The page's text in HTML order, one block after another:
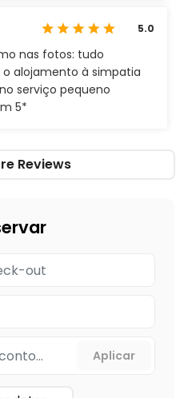
5.0
nas fotos: tudo
alojamento à simpatia
serviço pequeno
5*
Reviews